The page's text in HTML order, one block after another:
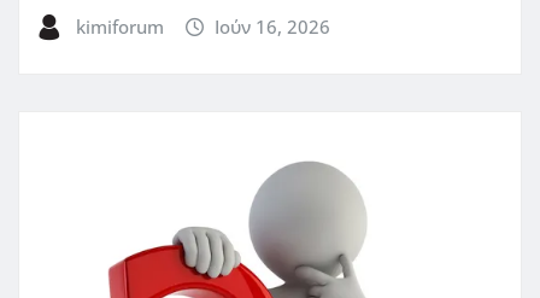
kimiforum Ιούν 16, 2026